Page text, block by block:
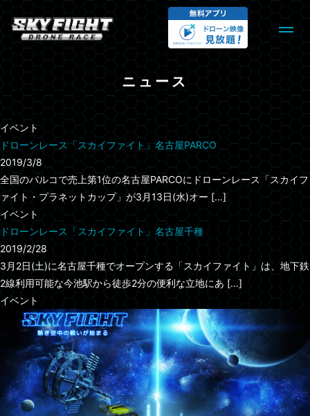
ニュース
イベント
ドローンレース「スカイファイト」名古屋PARCO
2019/3/8
全国のパルコで売上第1位の名古屋PARCOにドローンレース「スカイフ
ァイト・プラネットカップ」が3月13日(水)オー […]
イベント
ドローンレース「スカイファイト」名古屋千種
2019/2/28
3月2日(土)に名古屋千種でオープンする「スカイファイト」は、地下鉄
2線利用可能な今池駅から徒歩2分の便利な立地にあ […]
イベント